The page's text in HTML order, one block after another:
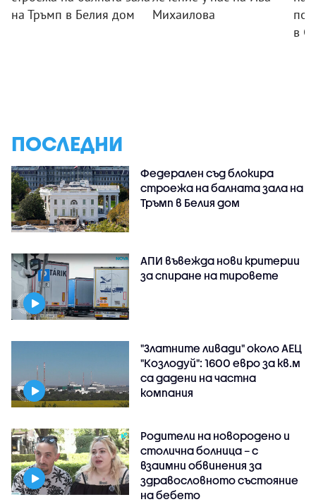
на Тръмп в Белия дом
Михаилова
в
ПОСЛЕДНИ
Федерален съд блокира
строежа на балната зала на
Тръмп в Белия дом
АПИ въвежда нови критерии
за спиране на тировете
"Златните ливади" около АЕЦ
"Козлодуй": 1600 евро за кв.м
са дадени на частна
компания
Родители на новородено и
столична болница – с
взаимни обвинения за
здравословното състояние
на бебето